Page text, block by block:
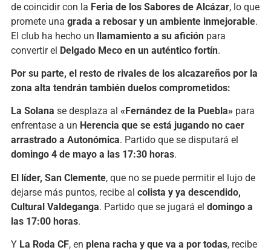
de coincidir con la Feria de los Sabores de Alcázar, lo que
promete una grada a rebosar y un ambiente inmejorable.
El club ha hecho un llamamiento a su aficiónpara
convertir el Delgado Meco en un auténtico fortín.
Por su parte, el resto de rivales de los alcazareños por la
zona alta tendrán también duelos comprometidos:
La Solana se desplaza al «Fernández de la Puebla»para
enfrentase a un Herencia que se está jugando no caer
arrastrado a Autonómica. Partido que se disputará el
domingo 4 de mayo a las 17:30 horas.
El líder, San Clemente, que no se puede permitir el lujo de
dejarse más puntos, recibe al colista y ya descendido,
Cultural Valdeganga. Partido que se jugará el domingo a
las 17:00 horas.
Y La Roda CF, en plena racha y que va a por todas, recibe